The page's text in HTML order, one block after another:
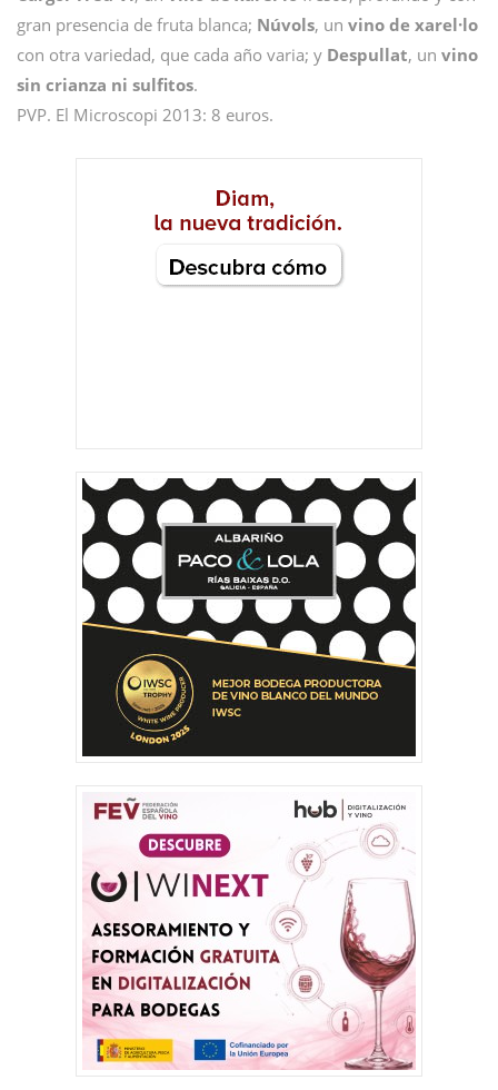
gran presencia de fruta blanca; Núvols, un vino de xarel·lo
con otra variedad, que cada año varia; y Despullat, un vino
sin crianza ni sulfitos.
PVP. El Microscopi 2013: 8 euros.